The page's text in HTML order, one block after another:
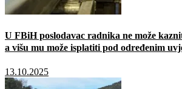
U FBiH poslodavac radnika ne može
a višu mu može isplatiti pod određenim
13.10.2025